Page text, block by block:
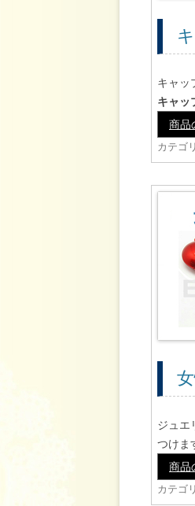
キャッ
キャッ
商品
カテゴ
ジュエ
つけま
商品
カテゴ